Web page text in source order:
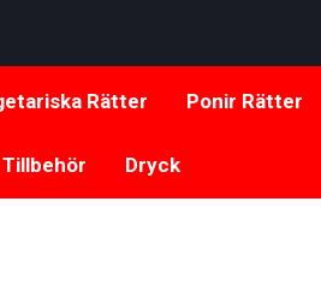
Rätter Ponir Rätter
Dryck